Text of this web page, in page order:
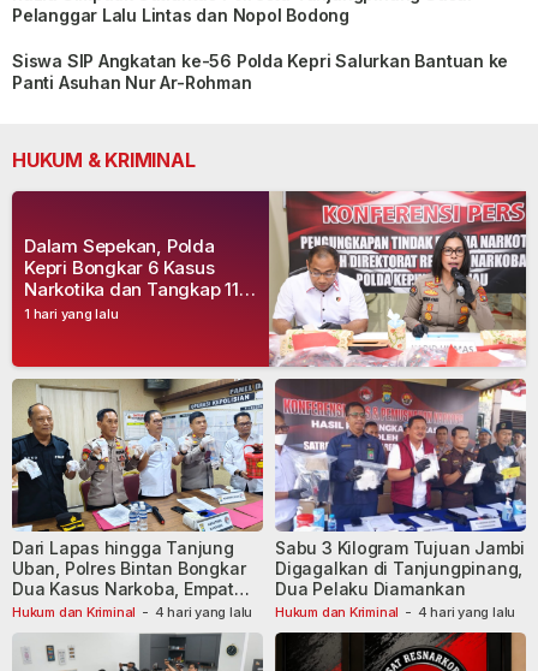
Pelanggar Lalu Lintas dan Nopol Bodong
Siswa SIP Angkatan ke-56 Polda Kepri Salurkan Bantuan ke
Panti Asuhan Nur Ar-Rohman
HUKUM & KRIMINAL
1 hari yang lalu
Dalam Sepekan, Polda
Kepri Bongkar 6 Kasus
Narkotika dan Tangkap 11
Tersangka
Hukum dan Kriminal - 4 hari yang lalu
Dari Lapas hingga Tanjung
Uban, Polres Bintan Bongkar
Dua Kasus Narkoba, Empat
Tersangka Dibekuk
Hukum dan Kriminal - 4 hari yang lalu
Sabu 3 Kilogram Tujuan Jambi
Digagalkan di Tanjungpinang,
Dua Pelaku Diamankan